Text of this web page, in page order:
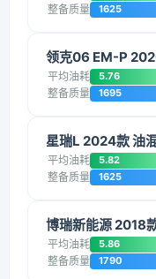
整备质量 1625
领克06 EM-P
平均油耗 5.76
整备质量 1695
星瑞L 2024款 油
平均油耗 5.82
整备质量 1625
博瑞新能源 2018
平均油耗 5.86
整备质量 1790